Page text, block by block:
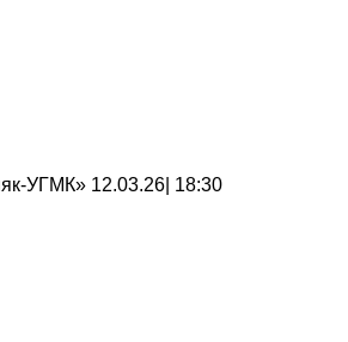
УГМК» 12.03.26| 18:30